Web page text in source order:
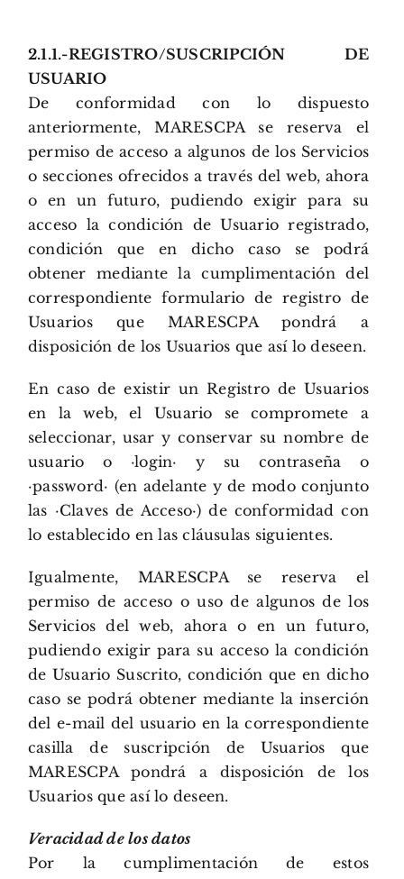
2.1.1.-REGISTRO/SUSCRIPCIÓN DE
USUARIO
De conformidad con lo dispuesto
anteriormente, MARESCPA se reserva el
permiso de acceso a algunos de los Servicios
o secciones ofrecidos a través del web, ahora
o en un futuro, pudiendo exigir para su
acceso la condición de Usuario registrado,
condición que en dicho caso se podrá
obtener mediante la cumplimentación del
correspondiente formulario de registro de
Usuarios que MARESCPA pondrá a
disposición de los Usuarios que así lo deseen.
En caso de existir un Registro de Usuarios
en la web, el Usuario se compromete a
seleccionar, usar y conservar su nombre de
usuario o ·login· y su contraseña o
·password· (en adelante y de modo conjunto
las ·Claves de Acceso·) de conformidad con
lo establecido en las cláusulas siguientes.
Igualmente, MARESCPA se reserva el
permiso de acceso o uso de algunos de los
Servicios del web, ahora o en un futuro,
pudiendo exigir para su acceso la condición
de Usuario Suscrito, condición que en dicho
caso se podrá obtener mediante la inserción
del e-mail del usuario en la correspondiente
casilla de suscripción de Usuarios que
MARESCPA pondrá a disposición de los
Usuarios que así lo deseen.
Veracidad de los datos
Por la cumplimentación de estos